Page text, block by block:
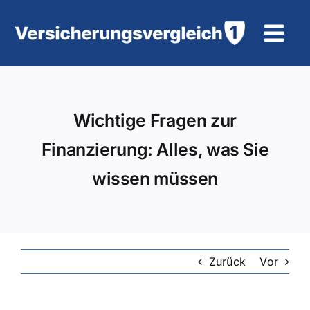
Inhalt
KFZ-VersicherungWichtige Fragen zur
Finanzierung: Alles, was Sie
wissen müssen
Zurück Vor